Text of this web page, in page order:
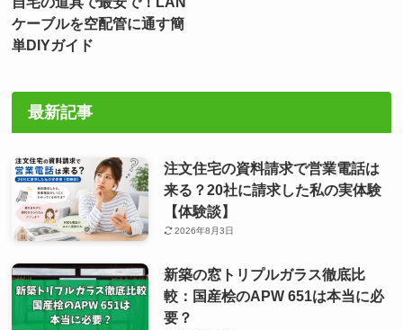
ケーブルを空配管に通す簡
単DIYガイド
最新記事
注文住宅の資料請求で営業電話は
来る？20社に請求した私の実体験
【体験談】
2026年8月3日
新築の窓トリプルガラス徹底比
較：国産桧のAPW 651は本当に必
要？